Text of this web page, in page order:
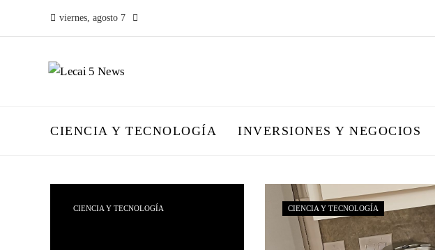
viernes, agosto 7
CIENCIA Y TECNOLOGÍA INVERSIONES Y NEGOCIOS
CIENCIA Y TECNOLOGÍA CIENCIA Y TECNOLOGÍA